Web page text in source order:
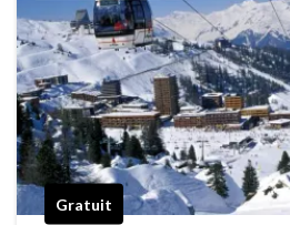
Gratuit